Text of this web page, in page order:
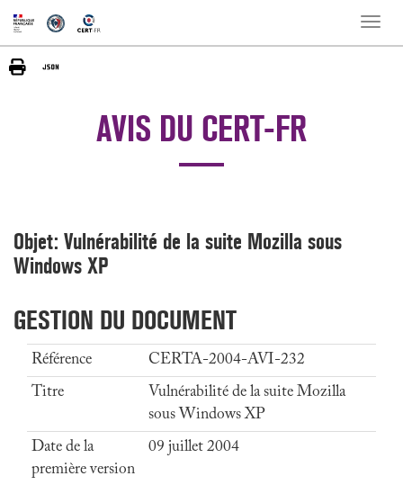
Toggle
AVIS DU CERT-FR
Objet: Vulnérabilité de la suite Mozilla sous
Windows XP
GESTION DU DOCUMENT
Référence
CERTA-2004-AVI-232
Titre
Vulnérabilité de la suite Mozilla
sous Windows XP
Date de la
première version
09 juillet 2004